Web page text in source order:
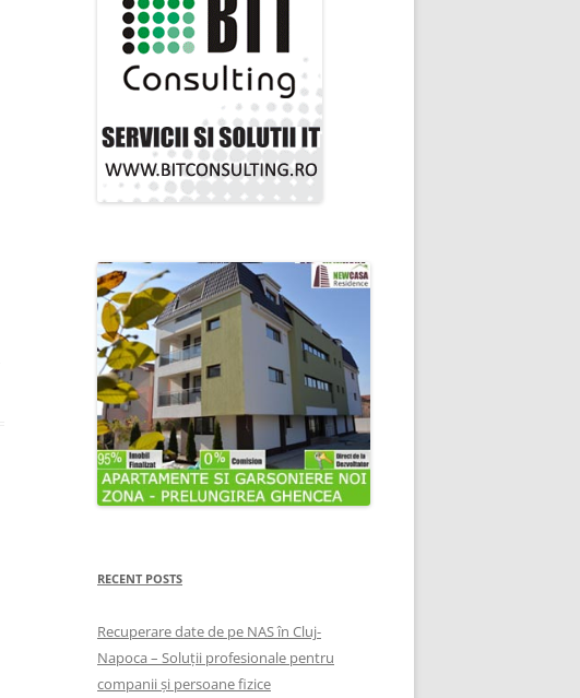
RECENT POSTS
Recuperare date de pe NAS în Cluj-
Napoca – Soluții profesionale pentru
companii și persoane fizice